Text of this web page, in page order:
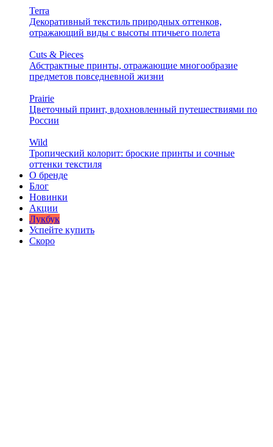
Terra
Декоративный текстиль природных оттенков,
отражающий виды с высоты птичьего полета
Cuts & Pieces
Абстрактные принты, отражающие многообразие
предметов повседневной жизни
Prairie
Цветочный принт, вдохновленный путешествиями по
России
Wild
Тропический колорит: броские принты и сочные
оттенки текстиля
О бренде
Блог
Новинки
Акции
Лукбук
Успейте купить
Скоро